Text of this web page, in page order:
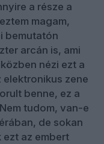
a része a
magam,
bemutatón
arcán is, ami
nézi ezt a
elektronikus zene
benne, ez a
tudom, van-e
de sokan
az embert